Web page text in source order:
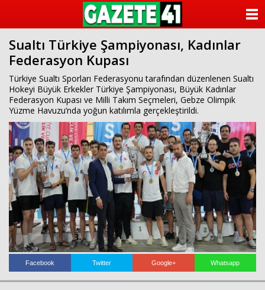
Sualtı Türkiye Şampiyonası, Kadınlar
Federasyon Kupası
Türkiye Sualtı Sporları Federasyonu tarafından düzenlenen Sualtı
Hokeyi Büyük Erkekler Türkiye Şampiyonası, Büyük Kadınlar
Federasyon Kupası ve Milli Takım Seçmeleri, Gebze Olimpik
Yüzme Havuzu’nda yoğun katılımla gerçekleştirildi.
Facebook Twitter Google+ Whatsapp
KATEGORİLER
ANKETLER
FOTO GALERİ
VİDEO GALERİ
KÜNYE
İLETİŞİM